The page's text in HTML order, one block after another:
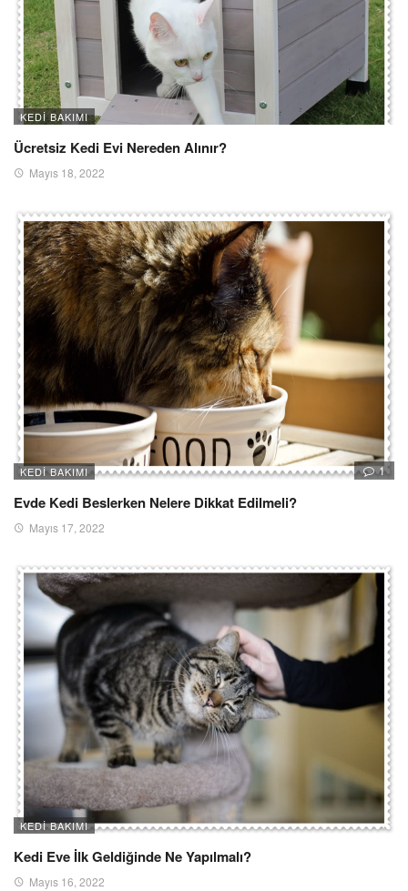
KEDI BAKIMI
Ücretsiz Kedi Evi Nereden Alınır?
Mayıs 18, 2022
KEDI BAKIMI 1
Evde Kedi Beslerken Nelere Dikkat Edilmeli?
Mayıs 17, 2022
KEDI BAKIMI
Kedi Eve İlk Geldiğinde Ne Yapılmalı?
Mayıs 16, 2022